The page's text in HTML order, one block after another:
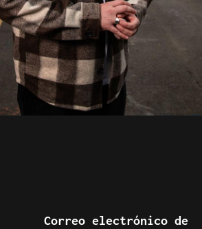
Correo electrónico de